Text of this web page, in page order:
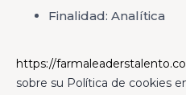
Finalidad: Analítica
https://
sobre su Política de cookies